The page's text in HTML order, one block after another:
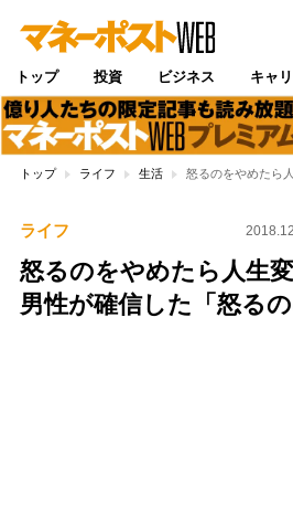
トップ 投資 ビジネス キャ
トップ ライフ 生活 怒るのをやめたら
ライフ
怒るのをやめたら人
男性が確信した「怒るの